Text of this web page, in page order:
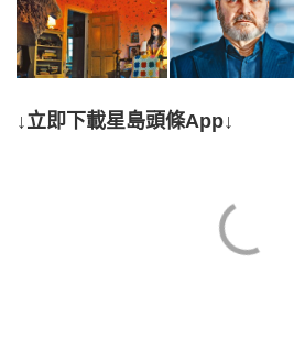
↓立即下載星島頭條App↓